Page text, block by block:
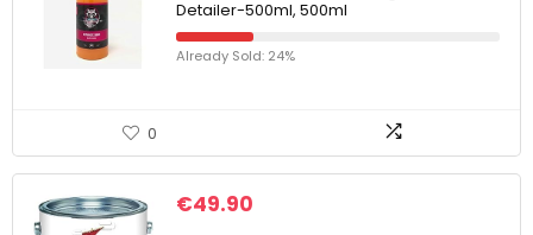
Detailer-500ml, 500ml
Already Sold: 24%
0
€49.90